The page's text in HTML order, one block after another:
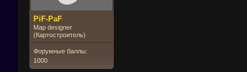
PiF-PaF
Map designer
(Картостроитель)
Форумные баллы:
1000